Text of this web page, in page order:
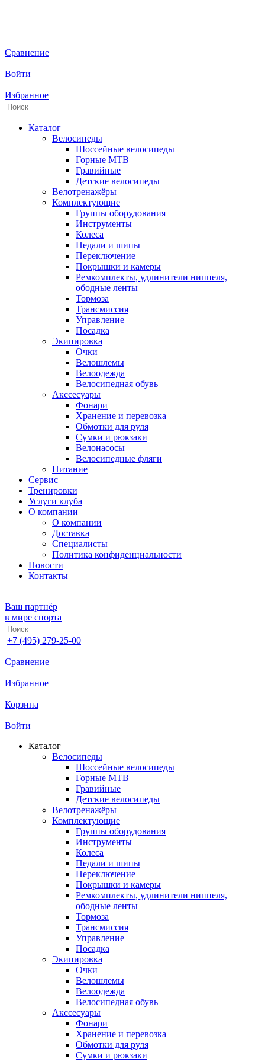
Сравнение
Войти
Избранное
Каталог
Велосипеды
Шоссейные велосипеды
Горные МTB
Гравийные
Детские велосипеды
Велотренажёры
Комплектующие
Группы оборудования
Инструменты
Колеса
Педали и шипы
Переключение
Покрышки и камеры
Ремкомплекты, удлинители ниппеля,
ободные ленты
Тормоза
Трансмиссия
Управление
Посадка
Экипировка
Очки
Велошлемы
Велоодежда
Велосипедная обувь
Акссесуары
Фонари
Хранение и перевозка
Обмотки для руля
Сумки и рюкзаки
Велонасосы
Велосипедные фляги
Питание
Сервис
Тренировки
Услуги клуба
О компании
О компании
Доставка
Специалисты
Политика конфиденциальности
Новости
Контакты
Ваш партнёр
в мире спорта
+7 (495) 279-25-00
Сравнение
Избранное
Корзина
Войти
Каталог
Велосипеды
Шоссейные велосипеды
Горные МTB
Гравийные
Детские велосипеды
Велотренажёры
Комплектующие
Группы оборудования
Инструменты
Колеса
Педали и шипы
Переключение
Покрышки и камеры
Ремкомплекты, удлинители ниппеля,
ободные ленты
Тормоза
Трансмиссия
Управление
Посадка
Экипировка
Очки
Велошлемы
Велоодежда
Велосипедная обувь
Акссесуары
Фонари
Хранение и перевозка
Обмотки для руля
Сумки и рюкзаки